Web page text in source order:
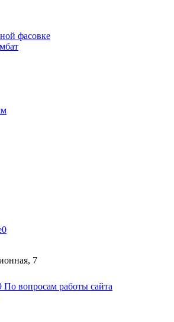
фасовке
0
7
По вопросам работы сайта